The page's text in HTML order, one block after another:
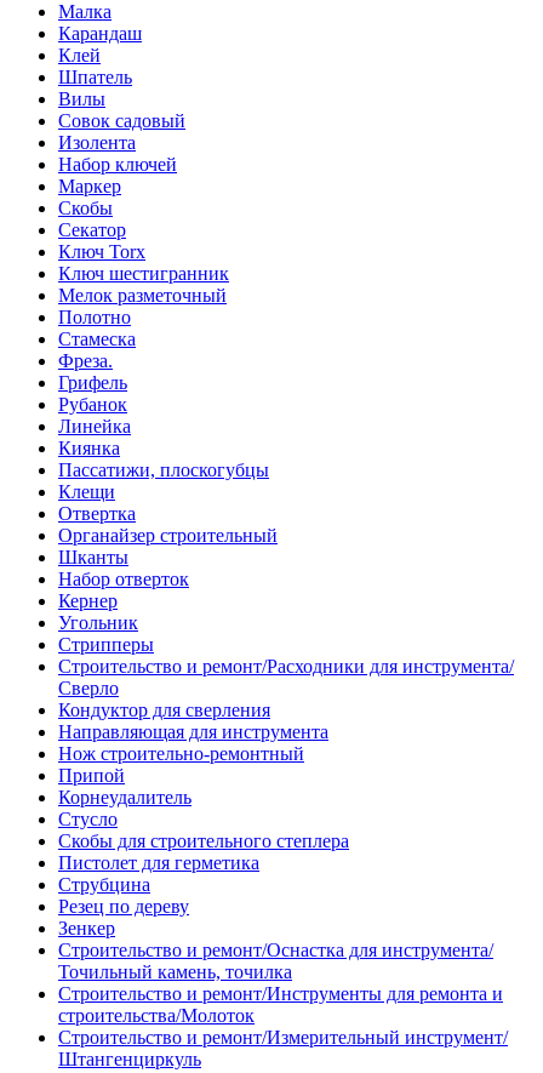
Малка
Карандаш
Клей
Шпатель
Вилы
Совок садовый
Изолента
Набор ключей
Маркер
Скобы
Секатор
Ключ Torx
Ключ шестигранник
Мелок разметочный
Полотно
Стамеска
Фреза.
Грифель
Рубанок
Линейка
Киянка
Пассатижи, плоскогубцы
Клещи
Отвертка
Органайзер строительный
Шканты
Набор отверток
Кернер
Угольник
Стрипперы
Строительство и ремонт/Расходники для инструмента/
Сверло
Кондуктор для сверления
Направляющая для инструмента
Нож строительно-ремонтный
Припой
Корнеудалитель
Стусло
Скобы для строительного степлера
Пистолет для герметика
Струбцина
Резец по дереву
Зенкер
Строительство и ремонт/Оснастка для инструмента/
Точильный камень, точилка
Строительство и ремонт/Инструменты для ремонта и
строительства/Молоток
Строительство и ремонт/Измерительный инструмент/
Штангенциркуль